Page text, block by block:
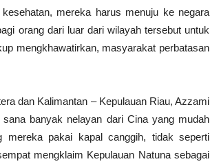
mereka harus menuju ke negara
orang dari luar dari wilayah tersebut untuk
mengkhawatirkan, masyarakat perbatasan
dan Kalimantan – Kepulauan Riau, Azzami
banyak nelayan dari Cina yang mudah
mereka pakai kapal canggih, tidak seperti
mengklaim Kepulauan Natuna sebagai